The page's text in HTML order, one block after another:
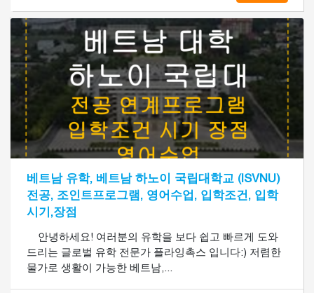
베트남 유학, 베트남 하노이 국립대학교 (ISVNU)
전공, 조인트프로그램, 영어수업, 입학조건, 입학
시기,장점
안녕하세요! 여러분의 유학을 보다 쉽고 빠르게 도와
드리는 글로벌 유학 전문가 플라잉촉스 입니다:) 저렴한
물가로 생활이 가능한 베트남,...